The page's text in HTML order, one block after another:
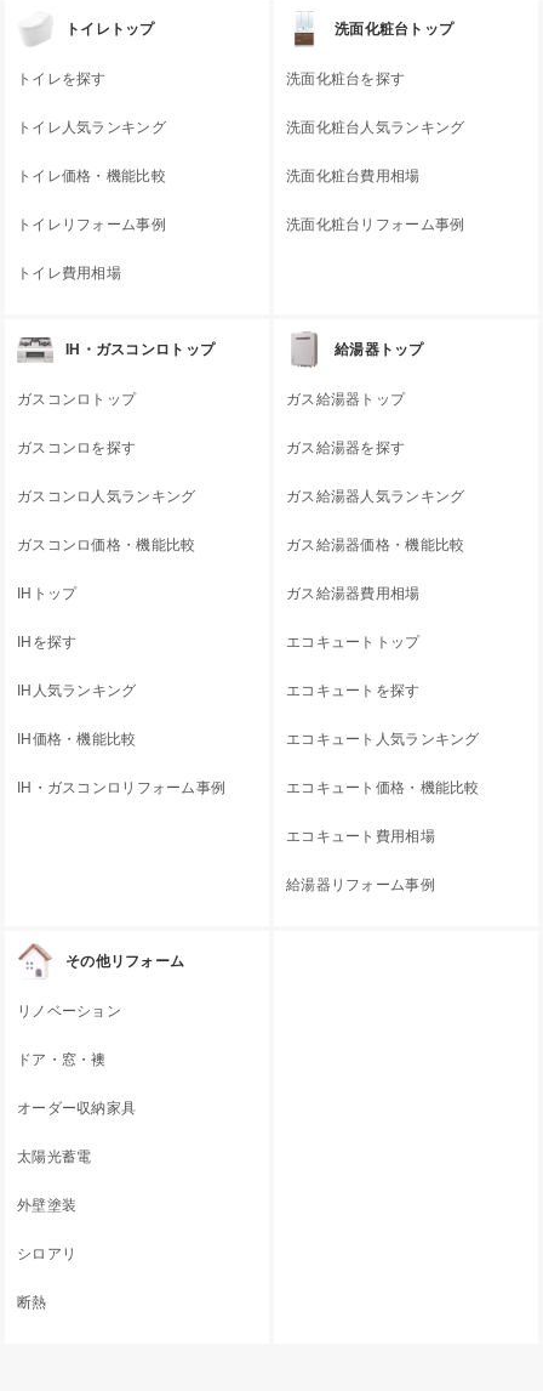
トイレトップ
トイレを探す
トイレ人気ランキング
トイレ価格・機能比較
トイレリフォーム事例
トイレ費用相場
洗面化粧台トップ
洗面化粧台を探す
洗面化粧台人気ランキング
洗面化粧台費用相場
洗面化粧台リフォーム事例
IH・ガスコンロトップ
ガスコンロトップ
ガスコンロを探す
ガスコンロ人気ランキング
ガスコンロ価格・機能比較
IHトップ
IHを探す
IH人気ランキング
IH価格・機能比較
IH・ガスコンロリフォーム事例
給湯器トップ
ガス給湯器トップ
ガス給湯器を探す
ガス給湯器人気ランキング
ガス給湯器価格・機能比較
ガス給湯器費用相場
エコキュートトップ
エコキュートを探す
エコキュート人気ランキング
エコキュート価格・機能比較
エコキュート費用相場
給湯器リフォーム事例
その他リフォーム
リノベーション
ドア・窓・襖
オーダー収納家具
太陽光蓄電
外壁塗装
シロアリ
断熱